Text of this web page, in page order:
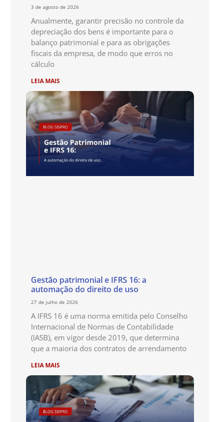
3 de agosto de 2026
Anualmente, garantir precisão no controle da
depreciação dos bens é importante para o
balanço patrimonial e para as obrigações
fiscais da empresa, de modo que erros no
cálculo
LEIA MAIS
Gestão patrimonial e IFRS 16: a
automação do direito de uso
27 de julho de 2026
A IFRS 16 é uma norma emitida pelo Conselho
Internacional de Normas de Contabilidade
(IASB), em vigor desde 2019, que determina
que a maioria dos contratos de arrendamento
LEIA MAIS